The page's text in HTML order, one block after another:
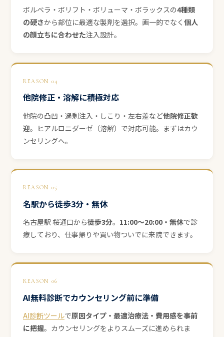
ボルベラ・ボリフト・ボリューマ・ボラックスの4種類
の硬さから部位に最適な製剤を選択。画一的でなく 個人
の顔立ちに合わせた注入設計。
REASON 04
他院修正・溶解に積極対応
他院の凸凹・過剰注入・しこり・左右差など他院修正歓
迎。ヒアルロニダーゼ（溶解）で対応可能。まずはカウ
ンセリングへ。
REASON 05
名駅から徒歩3分・無休
名古屋駅 桜通口から徒歩3分。 11:00〜20:00・無休で診
療しており、仕事帰りや買い物ついでに来院できます。
REASON 06
AI無料診断でカウンセリング前に準備
AI診断ツールで原因タイプ・最適治療法・費用感を事前
に把握。カウンセリングをよりスムーズに進められま